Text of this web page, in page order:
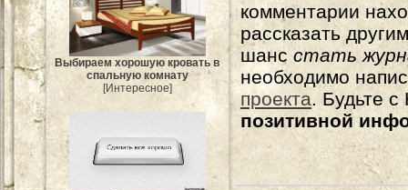
Выбираем хорошую кровать в
спальную комнату
[Интересное]
комментарии
рассказать
шансстать
необходимо
проекта. Будьте
позитивной